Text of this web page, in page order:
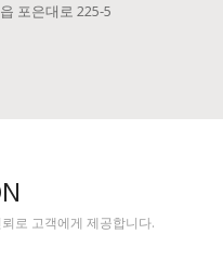
포은대로 225-5
로 고객에게 제공합니다.